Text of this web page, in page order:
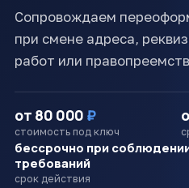
Сопровождаем
при смене адреса,
работ или
от 80 000 ₽
стоимость под ключ
бессрочно при
требований
срок действия